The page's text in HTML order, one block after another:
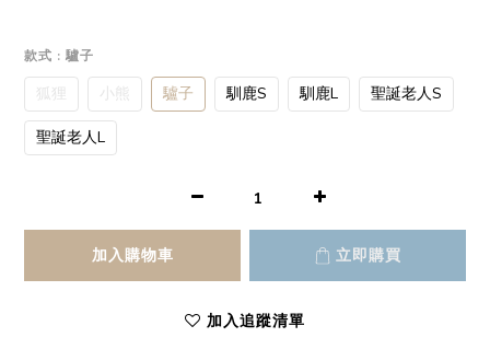
款式 : 驢子
狐狸 小熊 驢子 馴鹿S 馴鹿L 聖誕老人S
聖誕老人L
加入購物車 立即購買
加入追蹤清單